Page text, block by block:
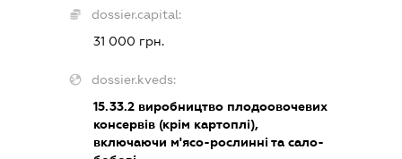
dossier.capital:
31 000 грн.
dossier.kveds:
15.33.2виробництво плодоовочевих
консервів (крім картоплі),
включаючи м'ясо-рослинні та сало-